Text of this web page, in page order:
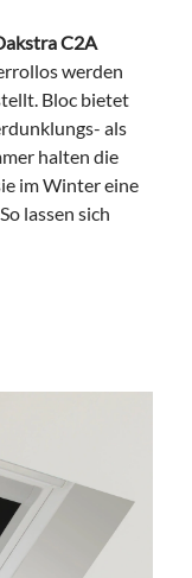
C2A
werden
Bloc bietet
als
halten die
im Winter eine
lassen sich